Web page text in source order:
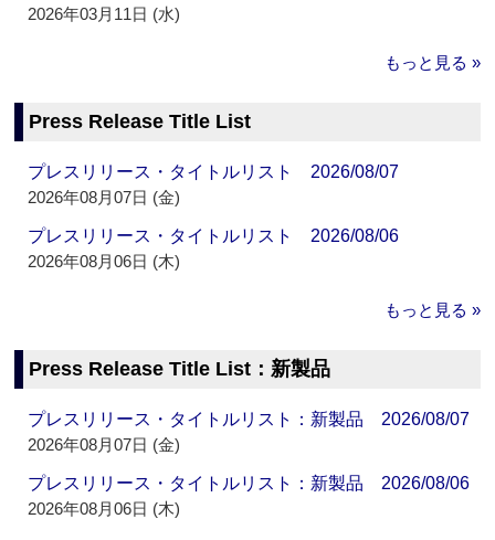
2026年03月11日 (水)
もっと見る »
Press Release Title List
プレスリリース・タイトルリスト 2026/08/07
2026年08月07日 (金)
プレスリリース・タイトルリスト 2026/08/06
2026年08月06日 (木)
もっと見る »
Press Release Title List：新製品
プレスリリース・タイトルリスト：新製品 2026/08/07
2026年08月07日 (金)
プレスリリース・タイトルリスト：新製品 2026/08/06
2026年08月06日 (木)